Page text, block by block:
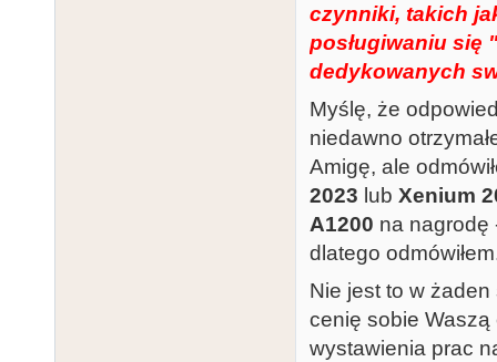
czynniki, takich
posługiwaniu się
dedykowanych
Myślę, że
niedawno
Amigę, ale
2023 lub Xenium
A1200 na nagrodę
dlatego
Nie jest to w
cenię sobie
wystawienia prac